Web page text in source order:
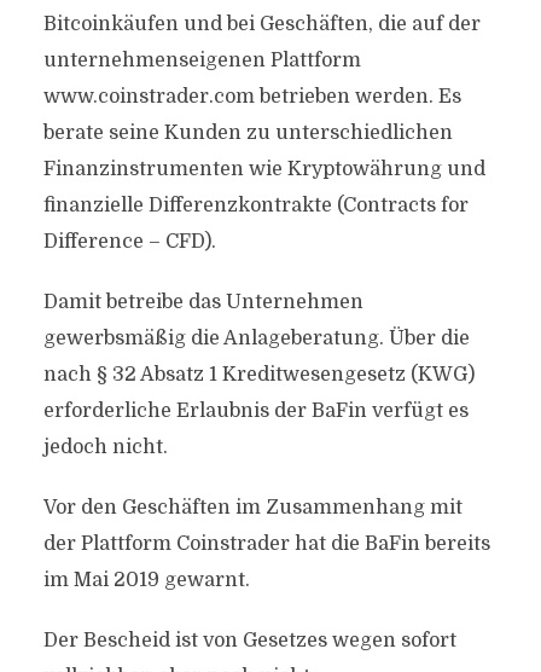
Bitcoinkäufen und bei Geschäften, die auf der
unternehmenseigenen Plattform
www.coinstrader.com betrieben werden. Es
berate seine Kunden zu unterschiedlichen
Finanzinstrumenten wie Kryptowährung und
finanzielle Differenzkontrakte (Contracts for
Difference – CFD).
Damit betreibe das Unternehmen
gewerbsmäßig die Anlageberatung. Über die
nach § 32 Absatz 1 Kreditwesengesetz (KWG)
erforderliche Erlaubnis der BaFin verfügt es
jedoch nicht.
Vor den Geschäften im Zusammenhang mit
der Plattform Coinstrader hat die BaFin bereits
im Mai 2019 gewarnt.
Der Bescheid ist von Gesetzes wegen sofort